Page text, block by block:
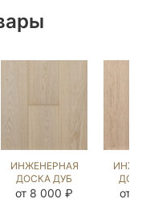
ИНЖЕНЕРНАЯ
ДОСКА ДУБ
ЭШЛИ OIL
от 8 000 ₽ от